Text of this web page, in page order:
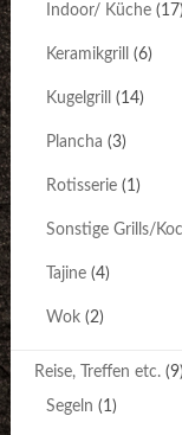
Indoor/ Küche(17)
Keramikgrill (6)
Kugelgrill (14)
Plancha (3)
Rotisserie(1)
Sonstige Grills/
Tajine(4)
Wok(2)
Reise, Treffen etc.(9)
Segeln (1)